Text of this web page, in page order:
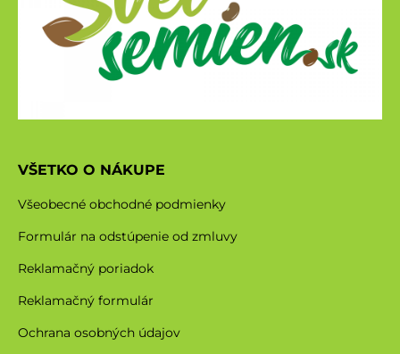
VŠETKO O NÁKUPE
Všeobecné obchodné podmienky
Formulár na odstúpenie od zmluvy
Reklamačný poriadok
Reklamačný formulár
Ochrana osobných údajov